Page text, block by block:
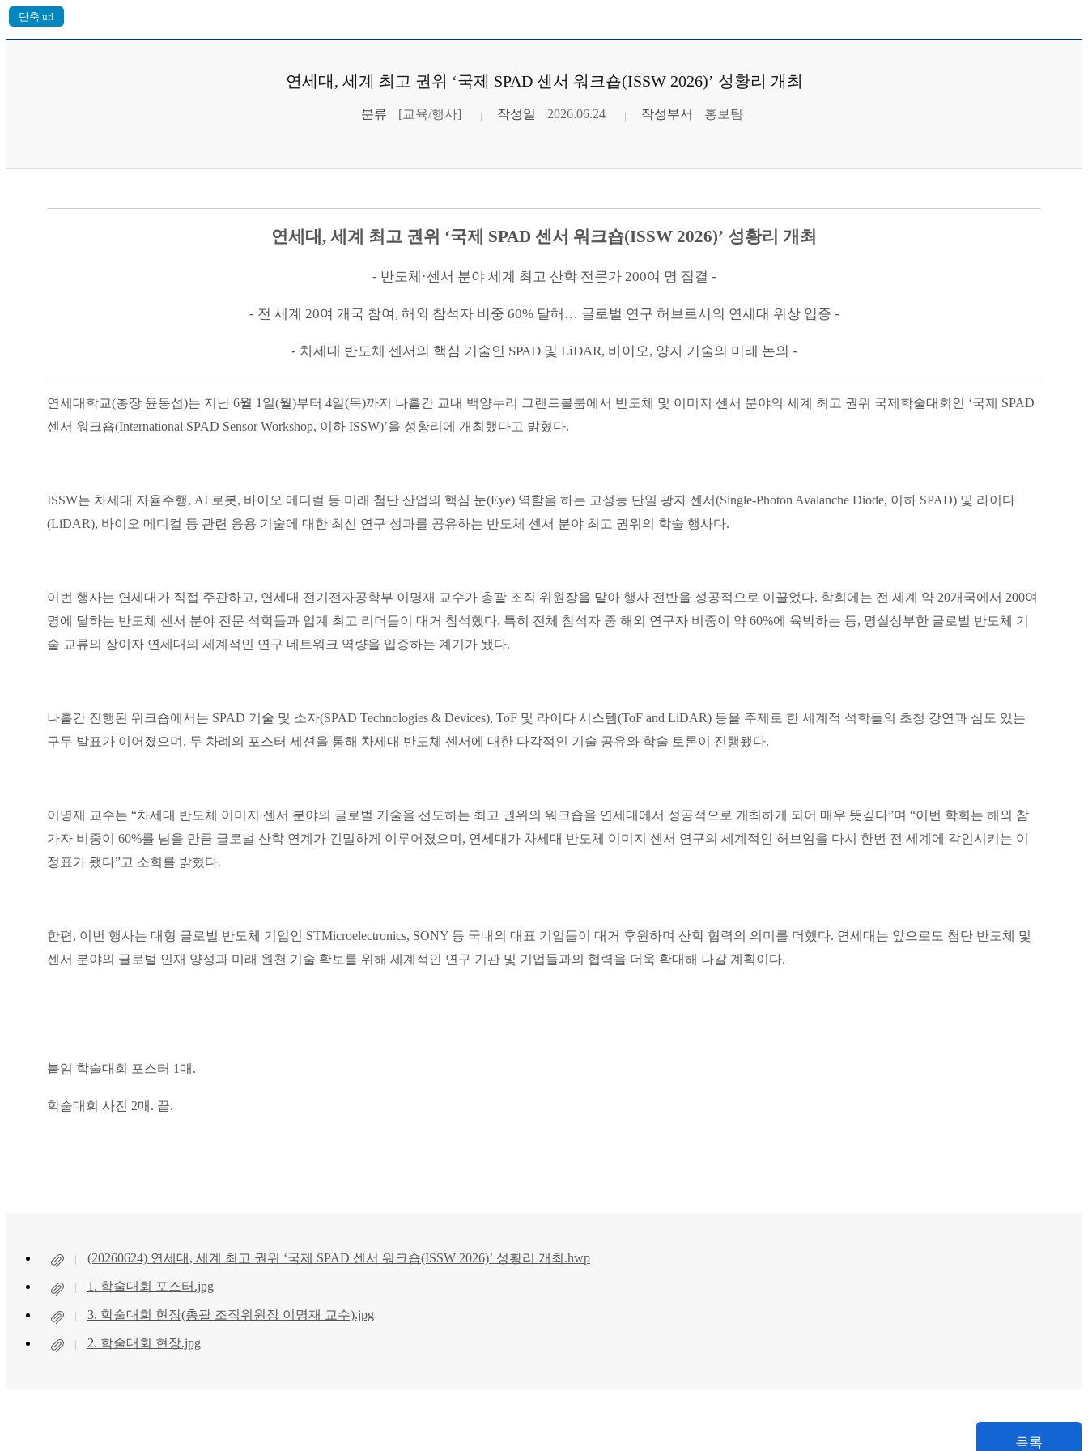
연세대, 세계 최고 권위 ‘국제 SPAD 센서 워크숍(ISSW 2026)’ 성황리 개최
분류 [교육/행사] 작성일 2026.06.24 작성부서 홍보팀
연세대, 세계 최고 권위 ‘국제 SPAD 센서 워크숍(ISSW 2026)’ 성황리 개최
- 반도체 ·센서 분야 세계 최고 산학 전문가 200여 명 집결 -
- 전 세계 20여 개국 참여 , 해외 참석자 비중 60% 달해 … 글로벌 연구 허브로서의 연세대 위상 입증 -
- 차세대 반도체 센서의 핵심 기술인 SPAD 및 LiDAR, 바이오, 양자 기술의 미래 논의 -
연세대학교(총장 윤동섭)는 지난 6월 1 일(월)부터 4일(목)까지 나흘간 교내 백양누리 그랜드볼룸에서 반도체 및 이미지 센서 분야의 세계 최고 권위 국제학술대회인 ‘국제 SPAD
센서 워크숍(International SPAD Sensor Workshop, 이하 ISSW)’을 성황리에 개최했다고 밝혔다.
ISSW는 차세대 자율주행, AI 로봇, 바이오 메디컬 등 미래 첨단 산업의 핵심 눈(Eye) 역할을 하는 고성능 단일 광자 센서(Single-Photon Avalanche Diode, 이하 SPAD) 및 라이다
(LiDAR), 바이오 메디컬 등 관련 응용 기술에 대한 최신 연구 성과를 공유하는 반도체 센서 분야 최고 권위의 학술 행사다.
이번 행사는 연세대가 직접 주관하고, 연세대 전기전자공학부 이명재 교수가 총괄 조직 위원장을 맡아 행사 전반을 성공적으로 이끌었다. 학회에는 전 세계 약 20개국에서 200여
명에 달하는 반도체 센서 분야 전문 석학들과 업계 최고 리더들이 대거 참석했다. 특히 전체 참석자 중 해외 연구자 비중이 약 60%에 육박하는 등, 명실상부한 글로벌 반도체 기
술 교류의 장이자 연세대의 세계적인 연구 네트워크 역량을 입증하는 계기가 됐다.
나흘간 진행된 워크숍에서는 SPAD 기술 및 소자(SPAD Technologies & Devices), ToF 및 라이다 시스템(ToF and LiDAR) 등을 주제로 한 세계적 석학들의 초청 강연과 심도 있는
구두 발표가 이어졌으며 , 두 차례의 포스터 세션을 통해 차세대 반도체 센서에 대한 다각적인 기술 공유와 학술 토론이 진행됐다.
이명재 교수는 “차세대 반도체 이미지 센서 분야의 글로벌 기술을 선도하는 최고 권위의 워크숍을 연세대에서 성공적으로 개최하게 되어 매우 뜻깊다”며 “이번 학회는 해외 참
가자 비중이 60%를 넘을 만큼 글로벌 산학 연계가 긴밀하게 이루어졌으며 , 연세대가 차세대 반도체 이미지 센서 연구의 세계적인 허브임을 다시 한번 전 세계에 각인시키는 이
정표가 됐다”고 소회를 밝혔다.
한편 , 이번 행사는 대형 글로벌 반도체 기업인 STMicroelectronics, SONY 등 국내외 대표 기업들이 대거 후원하며 산학 협력의 의미를 더했다. 연세대는 앞으로도 첨단 반도체 및
센서 분야의 글로벌 인재 양성과 미래 원천 기술 확보를 위해 세계적인 연구 기관 및 기업들과의 협력을 더욱 확대해 나갈 계획이다.
붙임 학술대회 포스터 1 매 .
학술대회 사진 2매 . 끝.
(20260624) 연세대, 세계 최고 권위 ‘국제 SPAD 센서 워크숍(ISSW 2026)’ 성황리 개최.hwp
1. 학술대회 포스터.jpg
3. 학술대회 현장(총괄 조직위원장 이명재 교수).jpg
2. 학술대회 현장.jpg